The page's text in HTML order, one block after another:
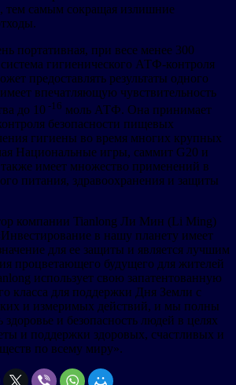
тем самым сокращая излишние
портативная, при весе менее 300
гигиенического АТФ-контроля
предоставлять результаты одного
имеет впечатляющую чувствительность
до 10 -16 моль АТФ. Она принимает
безопасности пищевых
гигиены во время многих крупных
Национальные игры, саммит G20 и
имеет множество применений в
питания, здравоохранения и защиты
компании Tianlong Ли Мин (Li Ming)
в нашу планету имеет
для ее защиты и является лучшим
процветающего будущего для жителей
использует свою запатентованную
класса для поддержки Дня Земли с
и измеримых действий, и мы полны
и безопасность людей в целях
и поддержки здоровых, счастливых и
по всему миру».